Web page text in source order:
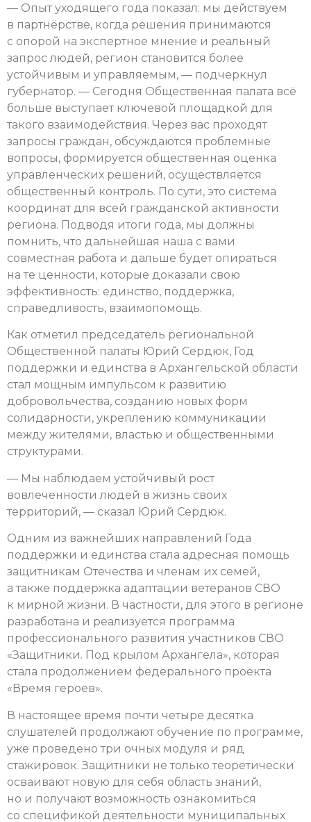
— Опыт уходящего года показал: мы действуем
в партнёрстве, когда решения принимаются
с опорой на экспертное мнение и реальный
запрос людей, регион становится более
устойчивым и управляемым, — подчеркнул
губернатор. — Сегодня Общественная палата всё
больше выступает ключевой площадкой для
такого взаимодействия. Через вас проходят
запросы граждан, обсуждаются проблемные
вопросы, формируется общественная оценка
управленческих решений, осуществляется
общественный контроль. По сути, это система
координат для всей гражданской активности
региона. Подводя итоги года, мы должны
помнить, что дальнейшая наша с вами
совместная работа и дальше будет опираться
на те ценности, которые доказали свою
эффективность: единство, поддержка,
справедливость, взаимопомощь.
Как отметил председатель региональной
Общественной палаты Юрий Сердюк, Год
поддержки и единства в Архангельской области
стал мощным импульсом к развитию
добровольчества, созданию новых форм
солидарности, укреплению коммуникации
между жителями, властью и общественными
структурами.
— Мы наблюдаем устойчивый рост
вовлеченности людей в жизнь своих
территорий, — сказал Юрий Сердюк.
Одним из важнейших направлений Года
поддержки и единства стала адресная помощь
защитникам Отечества и членам их семей,
а также поддержка адаптации ветеранов СВО
к мирной жизни. В частности, для этого в регионе
разработана и реализуется программа
профессионального развития участников СВО
«Защитники. Под крылом Архангела», которая
стала продолжением федерального проекта
«Время героев».
В настоящее время почти четыре десятка
слушателей продолжают обучение по программе,
уже проведено три очных модуля и ряд
стажировок. Защитники не только теоретически
осваивают новую для себя область знаний,
но и получают возможность ознакомиться
со спецификой деятельности муниципальных